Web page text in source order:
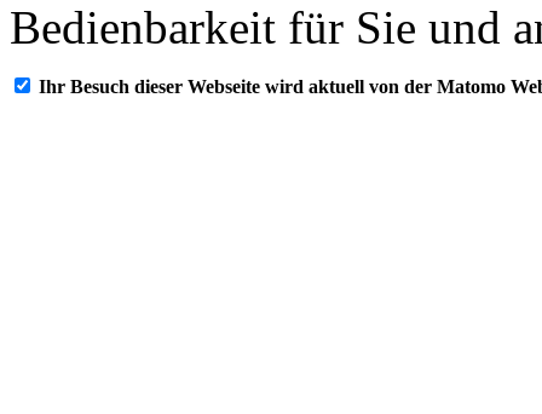
Bedienbarkeit für Sie und
Ihr Besuch dieser Webseite wird aktuell von der Matomo